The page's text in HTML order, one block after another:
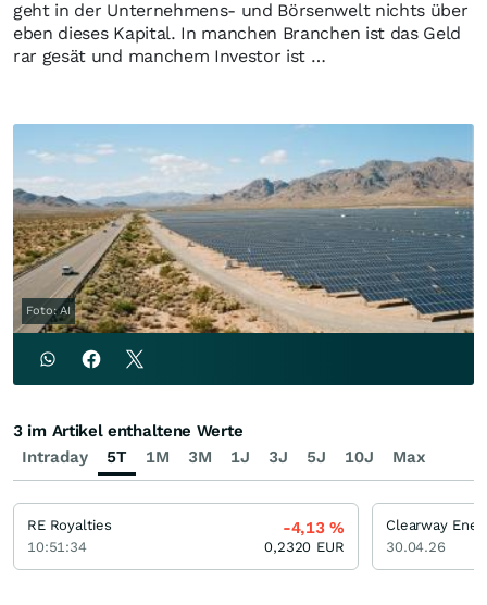
geht in der Unternehmens- und Börsenwelt nichts über
eben dieses Kapital. In manchen Branchen ist das Geld
rar gesät und manchem Investor ist …
Foto: AI
Intraday 5T 1M 3M 1J 3J 5J 10J Max
3 im Artikel enthaltene Werte
RE Royalties
10:51:34
-4,13%
0,2320 EUR 30.04.26